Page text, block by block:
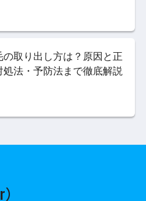
の取り出し方は？原因と正
処法・予防法まで徹底解説